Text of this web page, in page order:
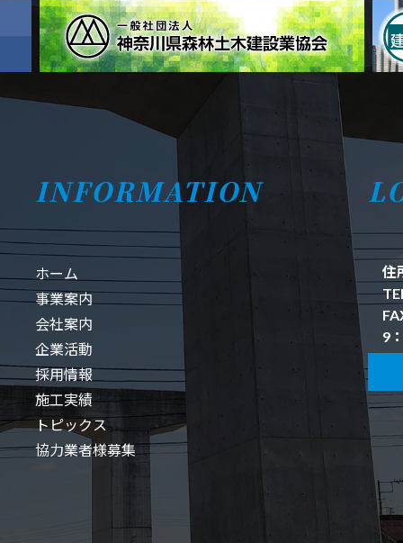
INFORMATION
ホーム
事業案内
会社案内
企業活動
採用情報
施工実績
トピックス
協力業者様募集
住
9